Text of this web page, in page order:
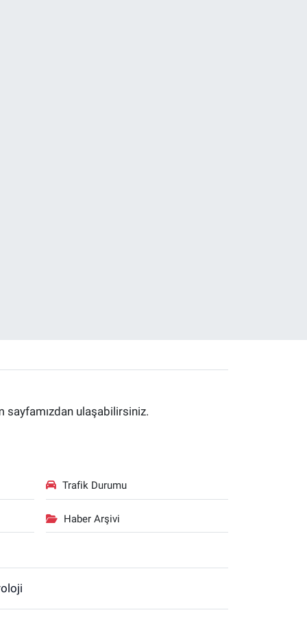
sayfamızdan ulaşabilirsiniz.
Trafik Durumu
Haber Arşivi